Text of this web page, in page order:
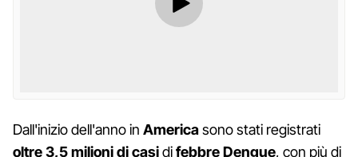
Dall'inizio dell'anno in Americasono stati registrati
oltre 3,5 milioni di casidifebbre Dengue, con più di